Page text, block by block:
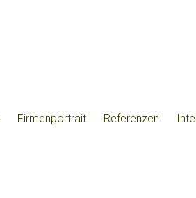
Firmenportrait Referenzen